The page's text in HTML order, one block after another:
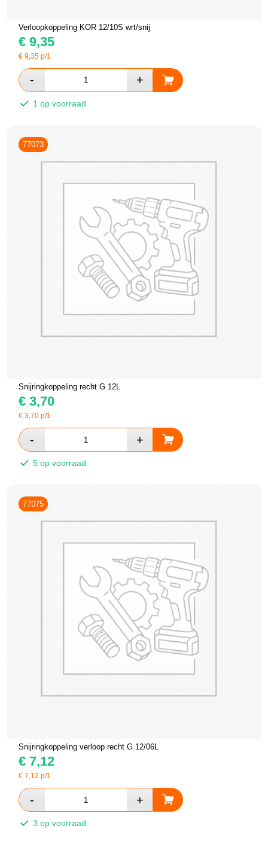
Verloopkoppeling KOR 12/10S wrt/snij
€ 9,35
€9,35 p/1
1 op voorraad
77073
Snijringkoppeling recht G 12L
€ 3,70
€3,70 p/1
5 op voorraad
77075
Snijringkoppeling verloop recht G 12/06L
€ 7,12
€7,12 p/1
3 op voorraad